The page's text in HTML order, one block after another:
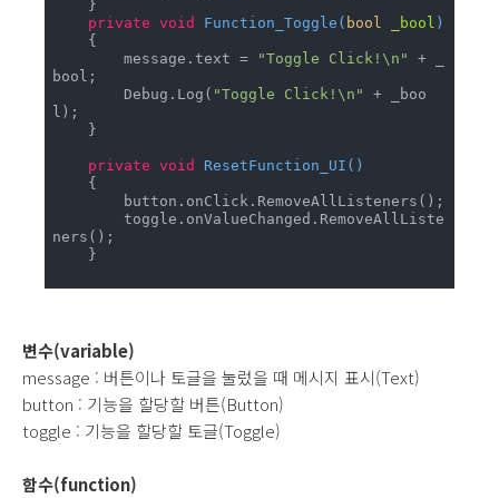
private void Function_Toggle ( bool _bool )
        message.text =
"Toggle Click!\n" + _
bool;
        Debug.Log(
"Toggle Click!\n" + _boo
l);
private void ResetFunction_UI ( )
ners();
변수(variable)
message : 버튼이나 토글을 눌렀을 때 메시지 표시(Text)
button : 기능을 할당할 버튼(Button)
toggle : 기능을 할당할 토글(Toggle)
함수(function)